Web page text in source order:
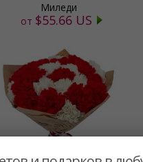
Миледи
от $55.66 US